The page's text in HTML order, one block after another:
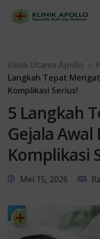
Klinik Utama Apollo
Langkah Tepat
Komplikasi Serius!
5 Langkah
Gejala Awal
Komplikasi
Mei 15, 2026